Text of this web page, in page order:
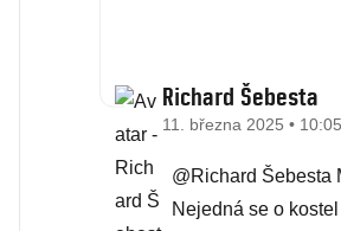
Richard Šebesta
11. března 2025 • 10:05
@Richard Šebesta
Nejedná se o